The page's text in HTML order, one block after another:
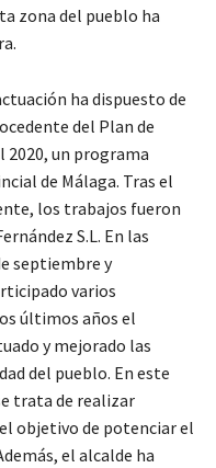
zona del pueblo ha
ha dispuesto de
del Plan de
2020, un programa
de Málaga. Tras el
los trabajos fueron
S.L. En las
septiembre y
varios
últimos años el
y mejorado las
del pueblo. En este
trata de realizar
objetivo de potenciar el
el alcalde ha